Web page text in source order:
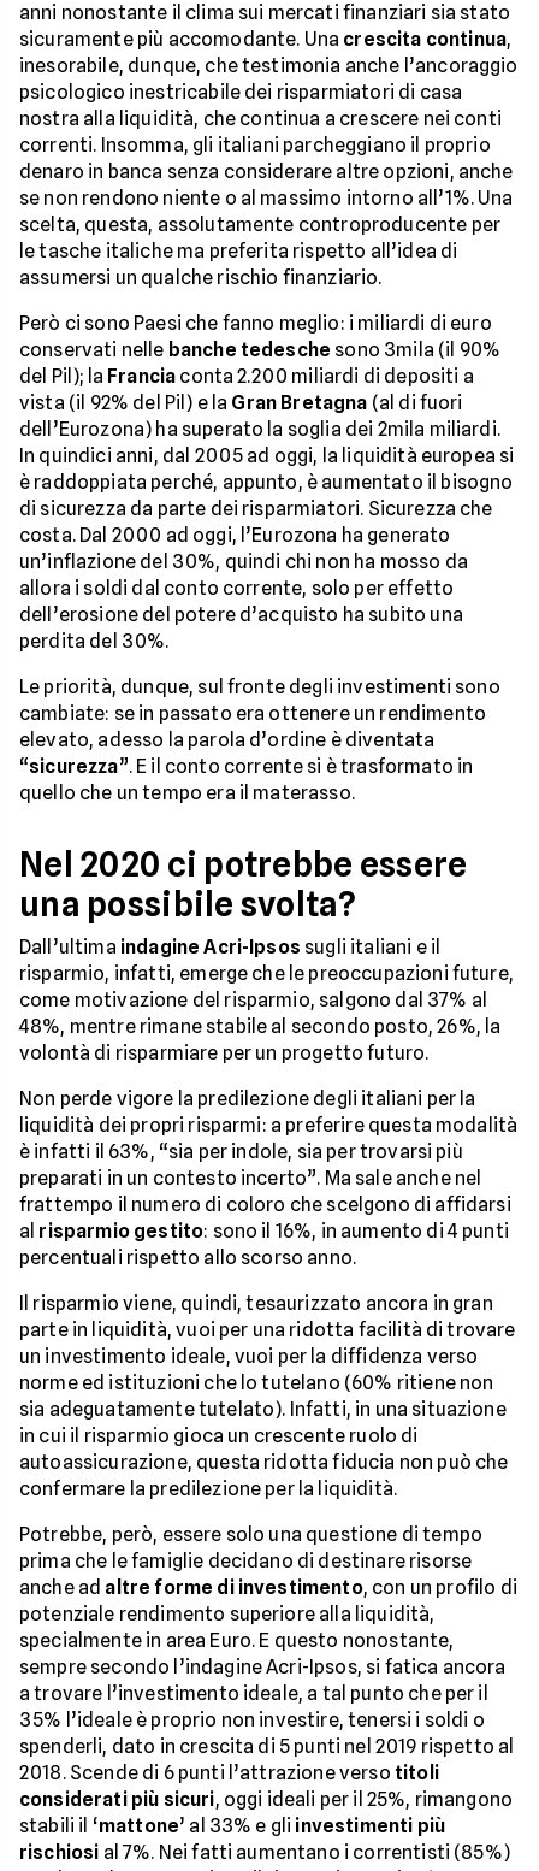
anni nonostante il clima sui mercati finanziari sia stato
sicuramente più accomodante. Una crescita continua,
inesorabile, dunque, che testimonia anche l’ancoraggio
psicologico inestricabile dei risparmiatori di casa
nostra alla liquidità, che continua a crescere nei conti
correnti. Insomma, gli italiani parcheggiano il proprio
denaro in banca senza considerare altre opzioni, anche
se non rendono niente o al massimo intorno all’1%. Una
scelta, questa, assolutamente controproducente per
le tasche italiche ma preferita rispetto all’idea di
assumersi un qualche rischio finanziario.
Però ci sono Paesi che fanno meglio: i miliardi di euro
conservati nelle banche tedesche sono 3mila (il 90%
del Pil); la Francia conta 2.200 miliardi di depositi a
vista (il 92% del Pil) e la Gran Bretagna (al di fuori
dell’Eurozona) ha superato la soglia dei 2mila miliardi.
In quindici anni, dal 2005 ad oggi, la liquidità europea si
è raddoppiata perché, appunto, è aumentato il bisogno
di sicurezza da parte dei risparmiatori. Sicurezza che
costa. Dal 2000 ad oggi, l’Eurozona ha generato
un’inflazione del 30%, quindi chi non ha mosso da
allora i soldi dal conto corrente, solo per effetto
dell’erosione del potere d’acquisto ha subito una
perdita del 30%.
Le priorità, dunque, sul fronte degli investimenti sono
cambiate: se in passato era ottenere un rendimento
elevato, adesso la parola d’ordine è diventata
“sicurezza”. E il conto corrente si è trasformato in
quello che un tempo era il materasso.
Nel 2020 ci potrebbe essere
una possibile svolta?
Dall’ultima indagine Acri-Ipsos sugli italiani e il
risparmio, infatti, emerge che le preoccupazioni future,
come motivazione del risparmio, salgono dal 37% al
48%, mentre rimane stabile al secondo posto, 26%, la
volontà di risparmiare per un progetto futuro.
Non perde vigore la predilezione degli italiani per la
liquidità dei propri risparmi: a preferire questa modalità
è infatti il 63%, “sia per indole, sia per trovarsi più
preparati in un contesto incerto”. Ma sale anche nel
frattempo il numero di coloro che scelgono di affidarsi
al risparmio gestito: sono il 16%, in aumento di 4 punti
percentuali rispetto allo scorso anno.
Il risparmio viene, quindi, tesaurizzato ancora in gran
parte in liquidità, vuoi per una ridotta facilità di trovare
un investimento ideale, vuoi per la diffidenza verso
norme ed istituzioni che lo tutelano (60% ritiene non
sia adeguatamente tutelato). Infatti, in una situazione
in cui il risparmio gioca un crescente ruolo di
autoassicurazione, questa ridotta fiducia non può che
confermare la predilezione per la liquidità.
Potrebbe, però, essere solo una questione di tempo
prima che le famiglie decidano di destinare risorse
anche ad altre forme di investimento, con un profilo di
potenziale rendimento superiore alla liquidità,
specialmente in area Euro. E questo nonostante,
sempre secondo l’indagine Acri-Ipsos, si fatica ancora
a trovare l’investimento ideale, a tal punto che per il
35% l’ideale è proprio non investire, tenersi i soldi o
spenderli, dato in crescita di 5 punti nel 2019 rispetto al
2018. Scende di 6 punti l’attrazione verso titoli
considerati più sicuri, oggi ideali per il 25%, rimangono
stabili il ‘mattone’ al 33% e gli investimenti più
rischiosi al 7%. Nei fatti aumentano i correntisti (85%)